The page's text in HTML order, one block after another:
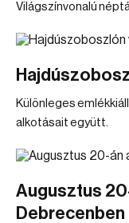
Világszínvonalú
Különleges
alkotásait együtt.
Augusztus
Debrecenben